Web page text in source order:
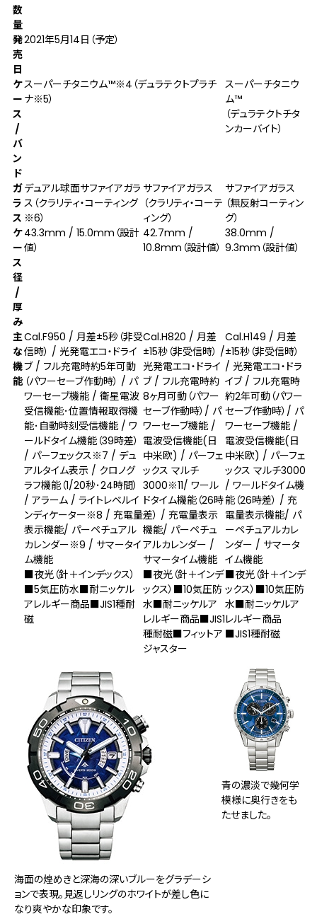
数
量
発
売
日
2021年5月14日（予定）
ケ
ー
ス
/
バ
ン
ド
スーパーチタニウム™※4 （デュラテクトプラチ
ナ※5）
スーパーチタニウ
ム™
（デュラテクトチタ
ンカーバイト）
ガ
ラ
ス
デュアル球面サファイアガラ
ス（クラリティ・コーティング
※6）
サファイアガラス
（クラリティ・コーテ
ィング）
サファイアガラス
（無反射コーティン
グ）
ケ
ー
ス
径
/
厚
み
43.3mm / 15.0mm（設計
値）
42.7mm /
10.8mm（設計値）
38.0mm /
9.3mm（設計値）
主
な
機
能
Cal.F950 / 月差±5秒（非受
信時） / 光発電エコ・ドライ
ブ / フル充電時約5年可動
（パワーセーブ作動時） / パ
ワーセーブ機能 / 衛星電波
受信機能･位置情報取得機
能･自動時刻受信機能 / ワ
ールドタイム機能（39時差）
/ パーフェックス※7 / デュ
アルタイム表示 / クロノグ
ラフ機能（1/20秒･24時間）
/ アラーム / ライトレベルイ
ンディケーター※8 / 充電量
表示機能/ パーペチュアル
カレンダー※9 / サマータイ
ム機能
■夜光（針＋インデックス）
■5気圧防水■耐ニッケル
アレルギー商品■JIS1種耐
磁
Cal.H820 / 月差
±15秒（非受信時） /
光発電エコ・ドライ
ブ / フル充電時約
8ヶ月可動（パワー
セーブ作動時）/ パ
ワーセーブ機能 /
電波受信機能(日
中米欧) / パーフェ
ックス マルチ
3000※11/ ワール
ドタイム機能（26時
差） / 充電量表示
機能/ パーペチュ
アルカレンダー /
サマータイム機能
■夜光（針＋インデ
ックス）■10気圧防
水■耐ニッケルア
レルギー商品■JIS1
種耐磁■フィットア
ジャスター
Cal.H149 / 月差
±15秒（非受信時）
/ 光発電エコ・ドラ
イブ / フル充電時
約2年可動（パワー
セーブ作動時）/ パ
ワーセーブ機能 /
電波受信機能(日
中米欧) / パーフェ
ックス マルチ3000
/ ワールドタイム機
能（26時差） / 充
電量表示機能/ パ
ーペチュアルカレ
ンダー / サマータ
イム機能
■夜光（針＋インデ
ックス）■10気圧防
水■耐ニッケルア
レルギー商品
■JIS1種耐磁
海面の煌めきと深海の深いブルーをグラデーシ
ョンで表現。見返しリングのホワイトが差し色に
なり爽やかな印象です。
青の濃淡で幾何学
模様に奥行きをも
たせました。